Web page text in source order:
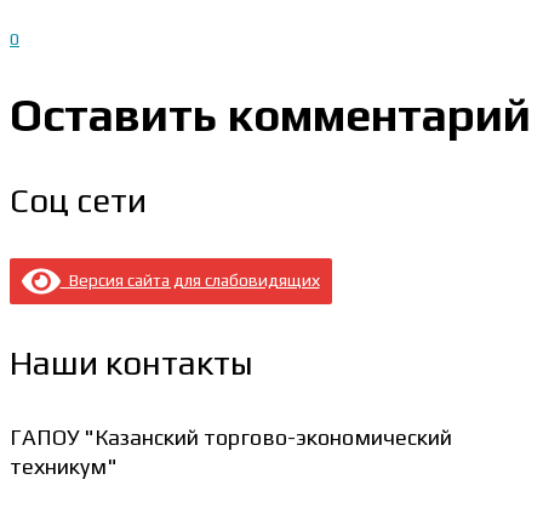
0
Оставить комментарий
Соц сети
Версия сайта для слабовидящих
Наши контакты
ГАПОУ "Казанский торгово-экономический
техникум"